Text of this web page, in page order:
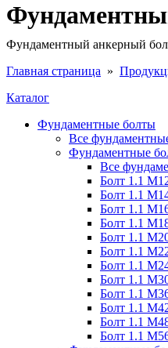
Фундаментный анкерный
Главная страница »
Каталог
Фундаментные болты
Все
Фундаментные
Все
Болт 1.1
Болт 1.1
Болт 1.1
Болт 1.1
Болт 1.1
Болт 1.1
Болт 1.1
Болт 1.1
Болт 1.1
Болт 1.1
Болт 1.1
Болт 1.1